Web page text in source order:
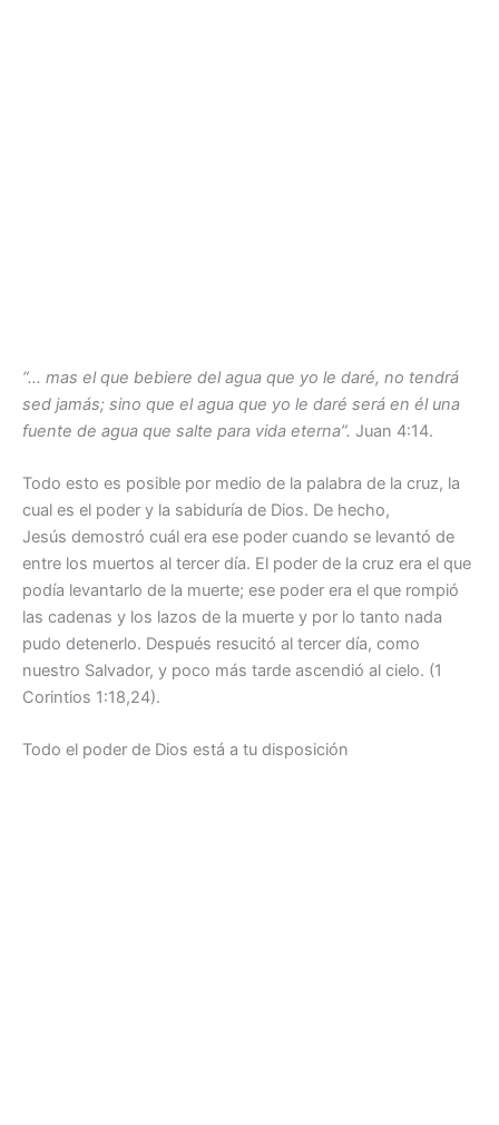
“… mas el que bebiere del agua que yo le daré, no tendrá
sed jamás; sino que el agua que yo le daré será en él una
fuente de agua que salte para vida eterna”. Juan 4:14.
Todo esto es posible por medio de la palabra de la cruz, la
cual es el poder y la sabiduría de Dios. De hecho,
Jesús demostró cuál era ese poder cuando se levantó de
entre los muertos al tercer día. El poder de la cruz era el que
podía levantarlo de la muerte; ese poder era el que rompió
las cadenas y los lazos de la muerte y por lo tanto nada
pudo detenerlo. Después resucitó al tercer día, como
nuestro Salvador, y poco más tarde ascendió al cielo. (1
Corintios 1:18,24).
Todo el poder de Dios está a tu disposición